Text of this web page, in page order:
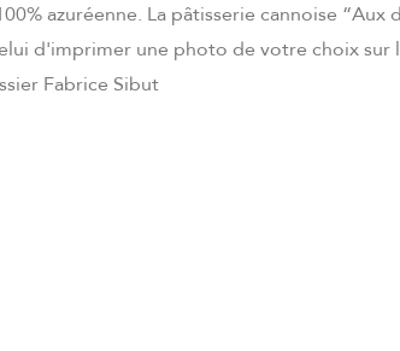
azuréenne. La pâtisserie cannoise
d'imprimer une photo de votre choix sur
Fabrice Sibut